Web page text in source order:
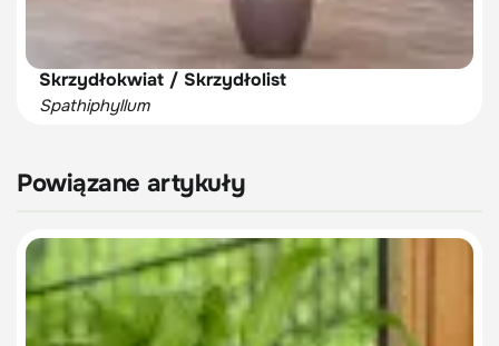
Skrzydłokwiat / Skrzydłolist
Spathiphyllum
Powiązane artykuły